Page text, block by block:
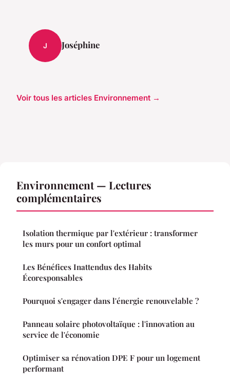
J Joséphine
Voir tous les articles Environnement →
Environnement — Lectures
complémentaires
Isolation thermique par l'extérieur : transformer
les murs pour un confort optimal
Les Bénéfices Inattendus des Habits
Écoresponsables
Pourquoi s'engager dans l'énergie renouvelable ?
Panneau solaire photovoltaïque : l'innovation au
service de l'économie
Optimiser sa rénovation DPE F pour un logement
performant